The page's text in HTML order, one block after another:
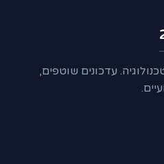
עדכונים שוטפים,